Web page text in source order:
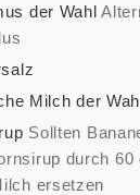
der Wahl
Milch der
Sollten
durch 60
ersetzen